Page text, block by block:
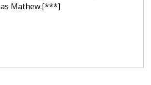
Mathew.[***]